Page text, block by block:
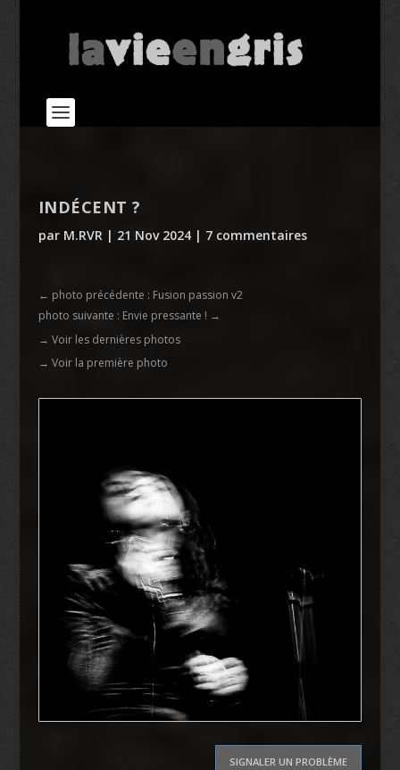
INDÉCENT ?
par M.RVR| 21 Nov 2024| 7 commentaires
← photo précédente : Fusion passion v2
photo suivante : Envie pressante ! →
→ Voir les dernières photos
→ Voir la première photo
SIGNALER UN PROBLÈME